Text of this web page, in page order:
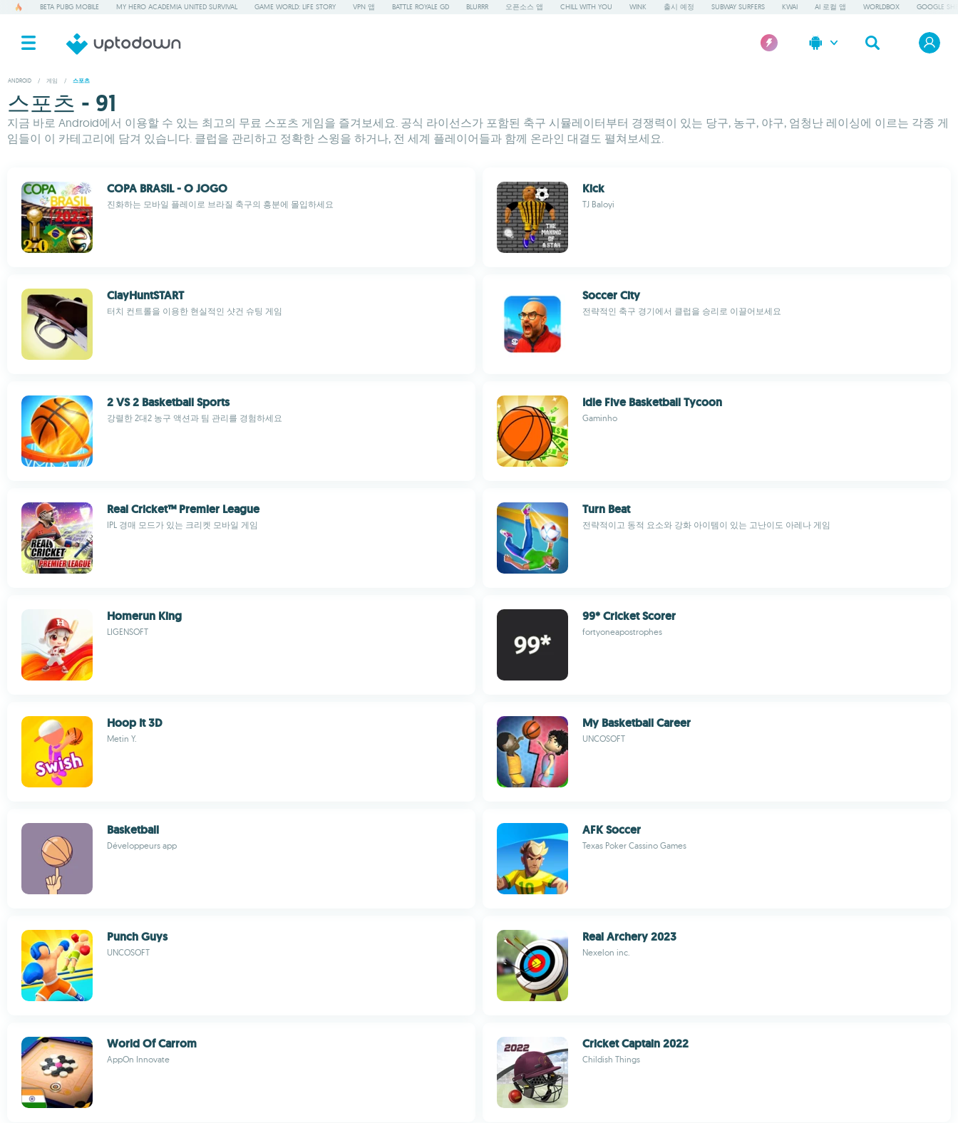
BETA PUBG MOBILE MY HERO ACADEMIA UNITED SURVIVAL GAME WORLD: LIFE STORY VPN 앱 BATTLE ROYALE GD BLURRR 오픈소스 앱 CHILL WITH YOU WINK 출시 예정 SUBWAY SURFERS KWAI AI 로컬 앱 WORLDBOX GOOGLE
ANDROID / 게임 / 스포츠
스포츠 - 91
지금 바로 Android에서 이용할 수 있는 최고의 무료 스포츠 게임을 즐겨보세요. 공식 라이선스가 포함된 축구 시뮬레이터부터 경쟁력이 있는 당구, 농구, 야구, 엄청난 레이싱에 이르는 각종 게
임들이 이 카테고리에 담겨 있습니다. 클럽을 관리하고 정확한 스윙을 하거나, 전 세계 플레이어들과 함께 온라인 대결도 펼쳐보세요.
COPA BRASIL - O JOGO
진화하는 모바일 플레이로 브라질 축구의 흥분에 몰입하세요
Kick
TJ Baloyi
ClayHuntSTART
터치 컨트롤을 이용한 현실적인 샷건 슈팅 게임
Soccer City
전략적인 축구 경기에서 클럽을 승리로 이끌어보세요
2 VS 2 Basketball Sports
강렬한 2대2 농구 액션과 팀 관리를 경험하세요
Idle Five Basketball Tycoon
Gaminho
Real Cricket™ Premier League
IPL 경매 모드가 있는 크리켓 모바일 게임
Turn Beat
전략적이고 동적 요소와 강화 아이템이 있는 고난이도 아레나 게임
Homerun King
LIGENSOFT
99* Cricket Scorer
fortyoneapostrophes
Hoop It 3D
Metin Y.
My Basketball Career
UNCOSOFT
Basketball
Développeurs app
AFK Soccer
Texas Poker Cassino Games
Punch Guys
UNCOSOFT
Real Archery 2023
Nexelon inc.
World Of Carrom
AppOn Innovate
Cricket Captain 2022
Childish Things